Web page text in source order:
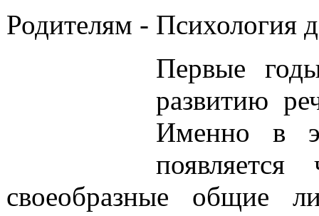
Родителям - Психология
Первые
развитию
Именно в
своеобразные общие